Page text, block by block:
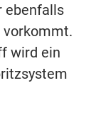
ebenfalls
vorkommt.
wird ein